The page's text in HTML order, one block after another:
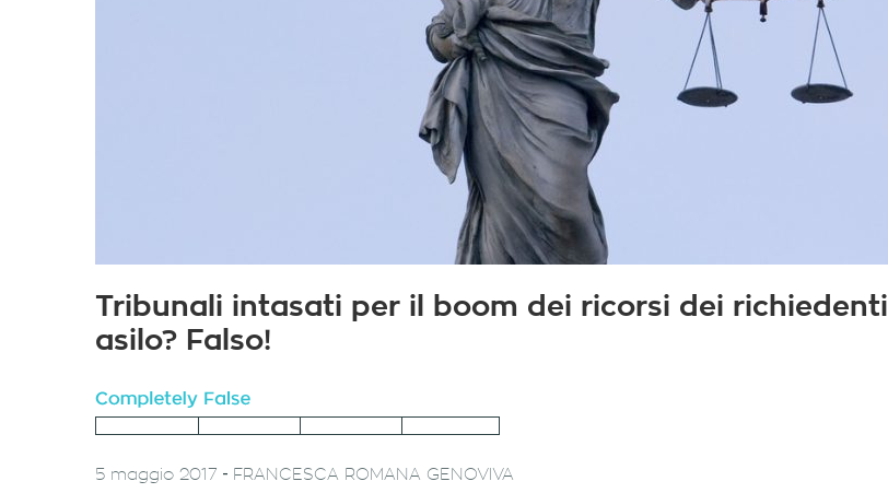
Tribunali intasati per il boom dei ricorsi dei richiedenti
asilo? Falso!
5 maggio 2017 - FRANCESCA ROMANA GENOVIVA